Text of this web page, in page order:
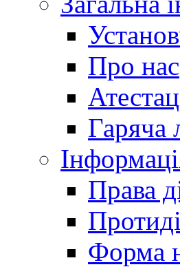
Про нас
Гаряча
Права
Форма